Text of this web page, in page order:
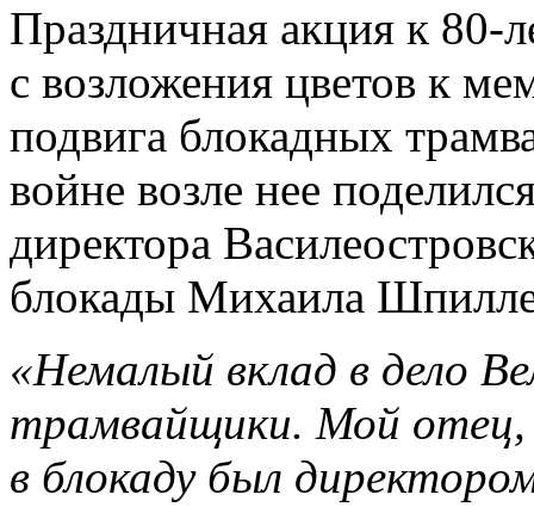
Праздничная акция к 80-
с возложения цветов к
подвига блокадных
войне возле нее
директора
блокады Михаила
«Немалый вклад в дело
трамвайщики. Мой
в блокаду был